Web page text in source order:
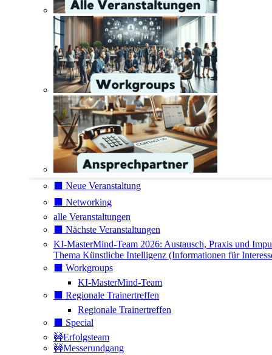
⬛️ Neue Veranstaltung
⬛️ Networking
alle Veranstaltungen
⬛️ Nächste Veranstaltungen
KI-MasterMind-Team 2026: Austausch, Praxis und
Thema Künstliche Intelligenz (Informationen für
⬛️ Workgroups
KI-MasterMind-Team
⬛️ Regionale Trainertreffen
Regionale Trainertreffen
⬛️ Special
🚧Erfolgsteam
🚧Messerundgang